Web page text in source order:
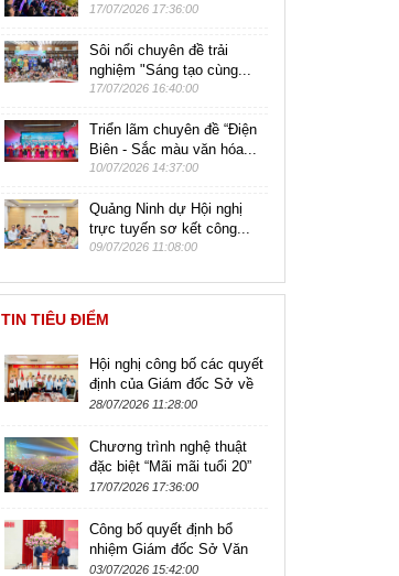
17/07/2026 17:36:00
Sôi nổi chuyên đề trải
nghiệm "Sáng tạo cùng...
17/07/2026 16:40:00
Triển lãm chuyên đề “Điện
Biên - Sắc màu văn hóa...
10/07/2026 14:37:00
Quảng Ninh dự Hội nghị
trực tuyến sơ kết công...
09/07/2026 11:08:00
TIN TIÊU ĐIỂM
Hội nghị công bố các quyết
định của Giám đốc Sở về
công tác cán bộ thuộc
thuật và...
28/07/2026 11:28:00
Chương trình nghệ thuật
đặc biệt “Mãi mãi tuổi 20”
kỷ niệm 79 năm Ngày
17/07/2026 17:36:00
Công bố quyết định bổ
nhiệm Giám đốc Sở Văn
hóa, Thể thao và Du lịch
03/07/2026 15:42:00